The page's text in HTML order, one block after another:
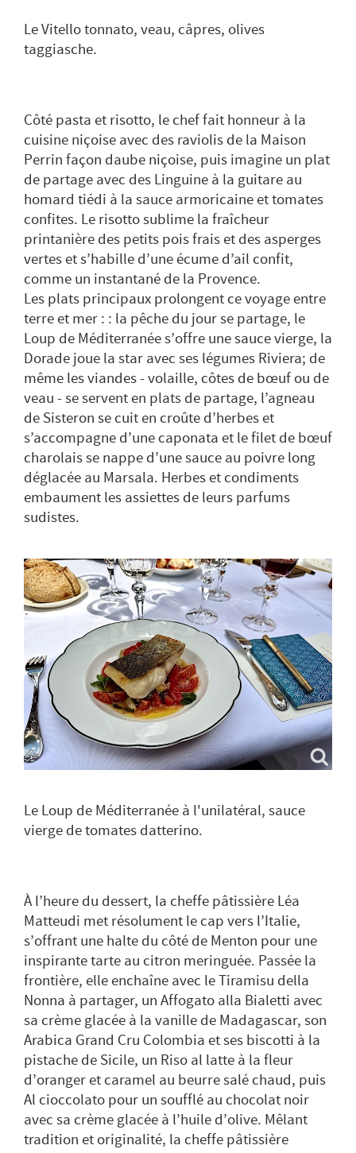
Le Vitello tonnato, veau, câpres, olives
taggiasche.
Côté pasta et risotto, le chef fait honneur à la
cuisine niçoise avec des raviolis de la Maison
Perrin façon daube niçoise, puis imagine un plat
de partage avec des Linguine à la guitare au
homard tiédi à la sauce armoricaine et tomates
confites. Le risotto sublime la fraîcheur
printanière des petits pois frais et des asperges
vertes et s’habille d’une écume d’ail confit,
comme un instantané de la Provence.
Les plats principaux prolongent ce voyage entre
terre et mer : : la pêche du jour se partage, le
Loup de Méditerranée s’offre une sauce vierge, la
Dorade joue la star avec ses légumes Riviera; de
même les viandes - volaille, côtes de bœuf ou de
veau - se servent en plats de partage, l’agneau
de Sisteron se cuit en croûte d’herbes et
s’accompagne d’une caponata et le filet de bœuf
charolais se nappe d’une sauce au poivre long
déglacée au Marsala. Herbes et condiments
embaument les assiettes de leurs parfums
sudistes.
Le Loup de Méditerranée à l'unilatéral, sauce
vierge de tomates datterino.
À l’heure du dessert, la cheffe pâtissière Léa
Matteudi met résolument le cap vers l’Italie,
s’offrant une halte du côté de Menton pour une
inspirante tarte au citron meringuée. Passée la
frontière, elle enchaîne avec le Tiramisu della
Nonna à partager, un Affogato alla Bialetti avec
sa crème glacée à la vanille de Madagascar, son
Arabica Grand Cru Colombia et ses biscotti à la
pistache de Sicile, un Riso al latte à la fleur
d’oranger et caramel au beurre salé chaud, puis
Al cioccolato pour un soufflé au chocolat noir
avec sa crème glacée à l’huile d’olive. Mêlant
tradition et originalité, la cheffe pâtissière